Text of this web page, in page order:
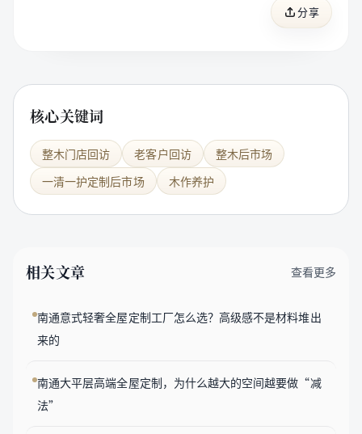
分享
核心关键词
整木门店回访 老客户回访
整木后市场
一清一护定制后市场
木作养护
相关文章 查看更多
南通意式轻奢全屋定制工厂怎么选？高级感不是材料堆出
来的
南通大平层高端全屋定制，为什么越大的空间越要做“减
法”